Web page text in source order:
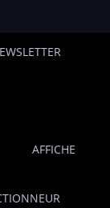
AFFICHE